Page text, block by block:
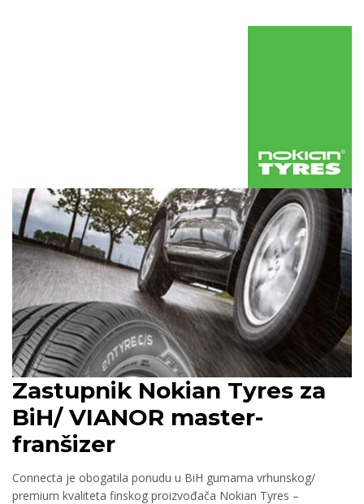
Zastupnik Nokian Tyres za
BiH/ VIANOR master-
franšizer
Connecta je obogatila ponudu u BiH gumama vrhunskog/
premium kvaliteta finskog proizvođača Nokian Tyres –